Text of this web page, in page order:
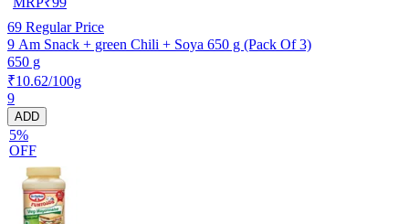
69 Regular Price
9 Am Snack + green Chili + Soya 650 g (Pack Of 3)
650 g
₹10.62/100g
9
ADD
5%
OFF